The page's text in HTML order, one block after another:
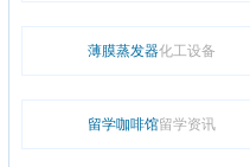
薄膜蒸发器化工设备
留学咖啡馆留学资讯